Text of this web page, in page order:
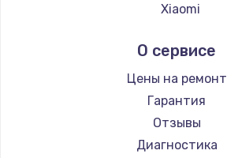
Xiaomi
Kodak
Blackmagic
О сервисе
Цены на ремонт
Гарантия
Отзывы
Диагностика